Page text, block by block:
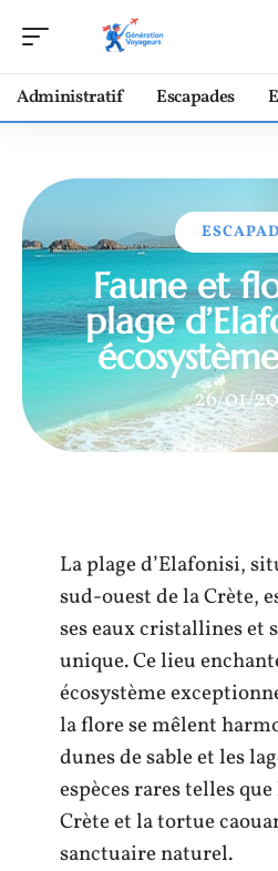
Administratif Escapades
Faune et
plage
26/01/
La plage d’Elafonisi,
sud-ouest de la Crète,
ses eaux cristallines et
unique. Ce lieu
écosystème
la flore se mêlent
dunes de sable et les
espèces rares telles
Crète et la tortue
sanctuaire naturel.